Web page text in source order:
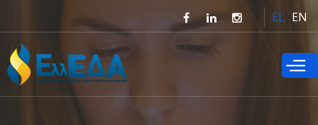
προς το
κυρίως
περιεχόμενο
EL EN